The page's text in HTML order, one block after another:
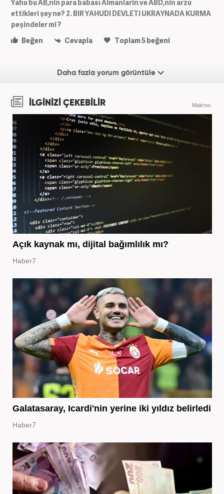
Yahu bu AB,nin para babası Almanlarin ve ABD,nin arzu
ettikleri şey ne? 2. BIR YAHUDI DEVLETI UKRAYNADA KURMA
peşindeler mi ?
Beğen
Cevapla Toplam5beğeni
Daha fazla yorum görüntüle
İLGİNİZİ ÇEKEBİLİR Makroo
Açık kaynak mı, dijital bağımlılık mı?
Haber7
Galatasaray, Icardi'nin yerine iki yıldız belirledi
Haber7